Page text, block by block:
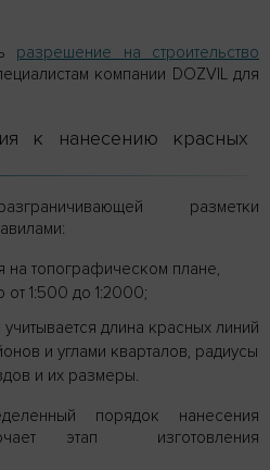
разрешение на строительство
компании DOZVIL для
к нанесению красных
разметки
на топографическом плане,
от 1:500 до 1:2000;
длина красных линий
и углами кварталов, радиусы
и их размеры.
порядок нанесения
этап изготовления